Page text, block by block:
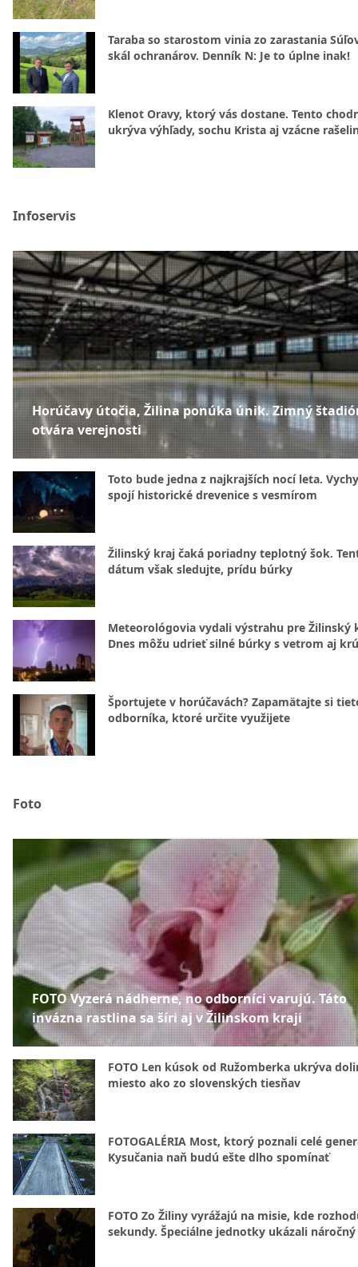
Taraba so starostom vinia zo zarastania
skál ochranárov. Denník N: Je to úplne inak!
Klenot Oravy, ktorý vás dostane. Tento
ukrýva výhľady, sochu Krista aj vzácne
Infoservis
Horúčavy útočia, Žilina ponúka únik. Zimný
otvára verejnosti
Toto bude jedna z najkrajších nocí leta.
spojí historické drevenice s vesmírom
Žilinský kraj čaká poriadny teplotný šok.
dátum však sledujte, prídu búrky
Meteorológovia vydali výstrahu pre Žilinský
Dnes môžu udrieť silné búrky s vetrom aj
Športujete v horúčavách? Zapamätajte si
odborníka, ktoré určite využijete
Foto
FOTO Vyzerá nádherne, no odborníci varujú. Táto
invázna rastlina sa šíri aj v Žilinskom kraji
FOTO Len kúsok od Ružomberka ukrýva
miesto ako zo slovenských tiesňav
FOTOGALÉRIA Most, ktorý poznali celé
Kysučania naň budú ešte dlho spomínať
FOTO Zo Žiliny vyrážajú na misie, kde
sekundy. Špeciálne jednotky ukázali